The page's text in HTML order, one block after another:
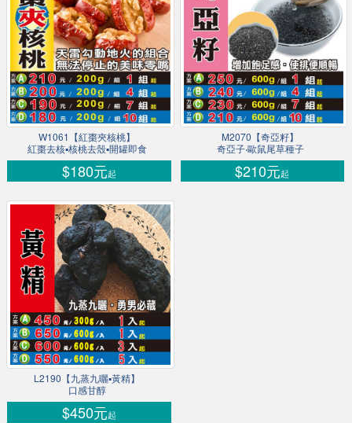
W1061【紅棗夾核桃】
紅棗去核▪核桃去殼▪開罐即食
$180元起
M2070【奇亞籽】
奇亞子‧歐鼠尾草種子
$210元起
L2190【九蒸九曬▪黃精】
口感甘醇
$450元起